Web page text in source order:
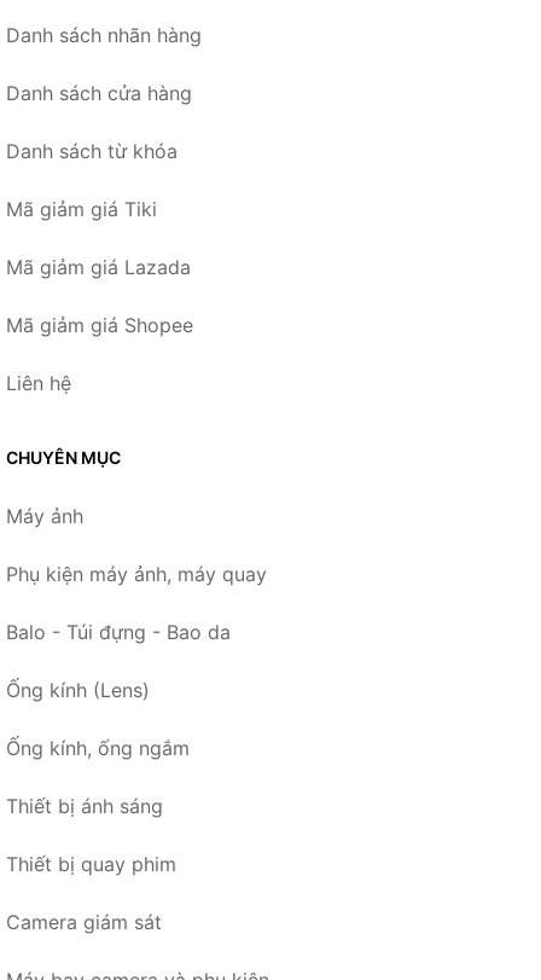
Danh sách nhãn hàng
Danh sách cửa hàng
Danh sách từ khóa
Mã giảm giá Tiki
Mã giảm giá Lazada
Mã giảm giá Shopee
Liên hệ
CHUYÊN MỤC
Máy ảnh
Phụ kiện máy ảnh, máy quay
Balo - Túi đựng - Bao da
Ống kính (Lens)
Ống kính, ống ngắm
Thiết bị ánh sáng
Thiết bị quay phim
Camera giám sát